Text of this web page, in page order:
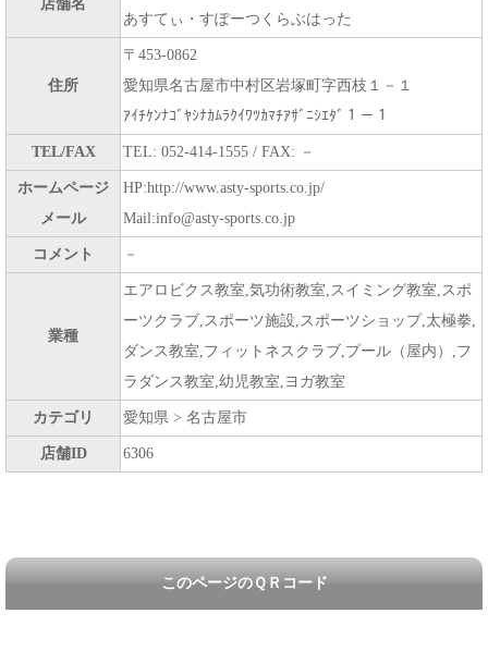
店舗名
あすてぃ・すぽーつくらぶはった
住所
〒453-0862
愛知県名古屋市中村区岩塚町字西枝１－１
ｱｲﾁｹﾝﾅｺﾞﾔｼﾅｶﾑﾗｸｲﾜﾂｶﾏﾁｱｻﾞﾆｼｴﾀﾞ１－１
TEL/FAX TEL: 052-414-1555 / FAX: －
ホームページ
メール
HP:http://www.asty-sports.co.jp/
Mail:info@asty-sports.co.jp
コメント －
業種
エアロビクス教室,気功術教室,スイミング教室,スポ
ーツクラブ,スポーツ施設,スポーツショップ,太極拳,
ダンス教室,フィットネスクラブ,プール（屋内）,フ
ラダンス教室,幼児教室,ヨガ教室
カテゴリ 愛知県 > 名古屋市
店舗ID 6306
このページのＱＲコード